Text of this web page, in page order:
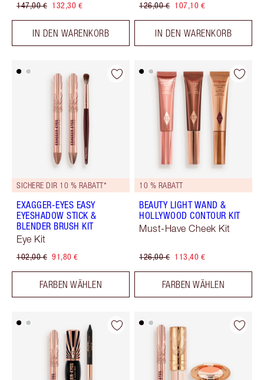
147,00 € 132,30 €
IN DEN WARENKORB
126,00 € 107,10 €
IN DEN WARENKORB
SICHERE DIR 10 % RABATT*
EXAGGER-EYES EASY
EYESHADOW STICK &
BLENDER BRUSH KIT
Eye Kit
102,00 € 91,80 €
FARBEN WÄHLEN
10 % RABATT
BEAUTY LIGHT WAND &
HOLLYWOOD CONTOUR KIT
Must-Have Cheek Kit
126,00 € 113,40 €
FARBEN WÄHLEN